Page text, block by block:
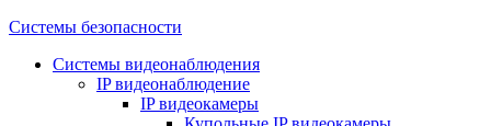
Системы безопасности
Системы видеонаблюдения
IP видеонаблюдение
IP видеокамеры